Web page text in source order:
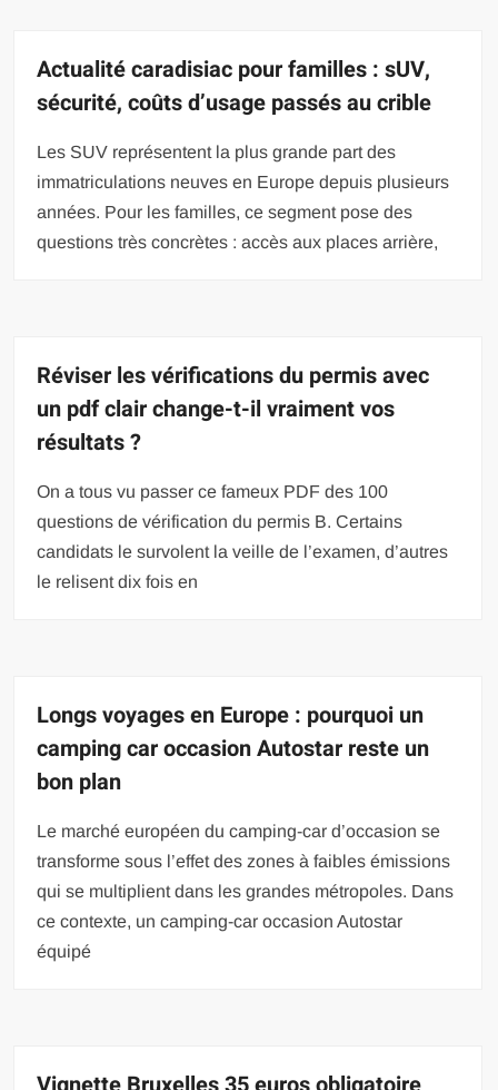
Actualité caradisiac pour familles : sUV,
sécurité, coûts d’usage passés au crible
Les SUV représentent la plus grande part des
immatriculations neuves en Europe depuis plusieurs
années. Pour les familles, ce segment pose des
questions très concrètes : accès aux places arrière,
Réviser les vérifications du permis avec
un pdf clair change-t-il vraiment vos
résultats ?
On a tous vu passer ce fameux PDF des 100
questions de vérification du permis B. Certains
candidats le survolent la veille de l’examen, d’autres
le relisent dix fois en
Longs voyages en Europe : pourquoi un
camping car occasion Autostar reste un
bon plan
Le marché européen du camping-car d’occasion se
transforme sous l’effet des zones à faibles émissions
qui se multiplient dans les grandes métropoles. Dans
ce contexte, un camping-car occasion Autostar
équipé